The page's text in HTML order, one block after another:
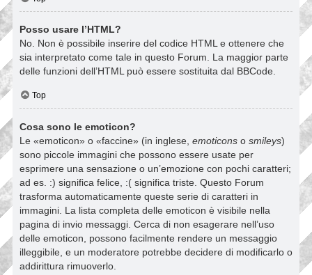
Posso usare l’HTML?
No. Non è possibile inserire del codice HTML e ottenere che
sia interpretato come tale in questo Forum. La maggior parte
delle funzioni dell’HTML può essere sostituita dal BBCode.
Top
Cosa sono le emoticon?
Le «emoticon» o «faccine» (in inglese, emoticons o smileys)
sono piccole immagini che possono essere usate per
esprimere una sensazione o un’emozione con pochi caratteri;
ad es. :) significa felice, :( significa triste. Questo Forum
trasforma automaticamente queste serie di caratteri in
immagini. La lista completa delle emoticon è visibile nella
pagina di invio messaggi. Cerca di non esagerare nell’uso
delle emoticon, possono facilmente rendere un messaggio
illeggibile, e un moderatore potrebbe decidere di modificarlo o
addirittura rimuoverlo.